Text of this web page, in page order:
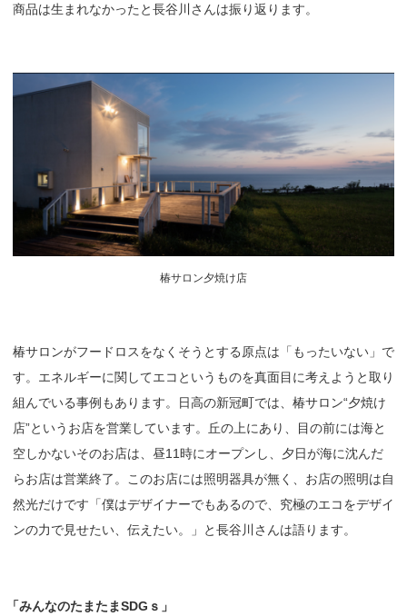
商品は生まれなかったと長谷川さんは振り返ります。
椿サロン夕焼け店
椿サロンがフードロスをなくそうとする原点は「もったいない」で
す。エネルギーに関してエコというものを真面目に考えようと取り
組んでいる事例もあります。日高の新冠町では、椿サロン“夕焼け
店”というお店を営業しています。丘の上にあり、目の前には海と
空しかないそのお店は、昼11時にオープンし、夕日が海に沈んだ
らお店は営業終了。このお店には照明器具が無く、お店の照明は自
然光だけです「僕はデザイナーでもあるので、究極のエコをデザイ
ンの力で見せたい、伝えたい。」と長谷川さんは語ります。
「みんなのたまたまSDGｓ」